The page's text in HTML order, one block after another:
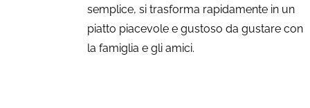
semplice, si trasforma rapidamente in un
piatto piacevole e gustoso da gustare con
la famiglia e gli amici.